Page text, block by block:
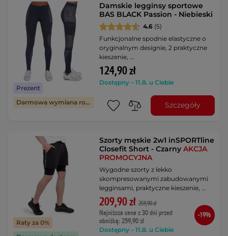
Prezent
Darmowa wymiana rozmiaru
Damskie legginsy sportowe
BAS BLACK Passion - Niebieski
4.6 (5)
Funkcjonalne spodnie elastyczne o
oryginalnym designie, 2 praktyczne
kieszenie, …
124,90 zł
Dostępny – 11.8. u Ciebie
Szczegóły
Raty za 0%
Szorty męskie 2w1 inSPORTline
Closefit Short - CzarnyAKCJA
PROMOCYJNA
Wygodne szorty z lekko
skompresowanymi zabudowanymi
legginsami, praktyczne kieszenie, …
209,90 zł 259,90 zł
Najniższa cena z 30 dni przed
obniżką: 259,90 zł
Dostępny – 11.8. u Ciebie
-19%